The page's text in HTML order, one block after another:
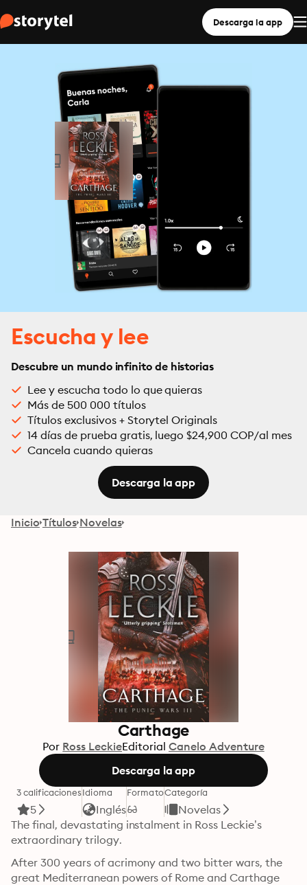
Descarga la app
Escucha y lee
Descubre un mundo infinito de historias
Lee y escucha todo lo que quieras
Más de 500 000 títulos
Títulos exclusivos + Storytel Originals
14 días de prueba gratis, luego $24,900 COP/al mes
Cancela cuando quieras
Descarga la app
Inicio Títulos Novelas
Carthage
Por Ross LeckieEditorial Canelo Adventure
Descarga la app
3 calificaciones
5
Idioma
Inglés
FormatoCategoría
Novelas
The final, devastating instalment in Ross Leckie’s
extraordinary trilogy.
After 300 years of acrimony and two bitter wars, the
great Mediterranean powers of Rome and Carthage